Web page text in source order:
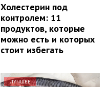
Холестерин под
контролем: 11
продуктов, которые
можно есть и которых
стоит избегать
ЛУЧШЕЕ